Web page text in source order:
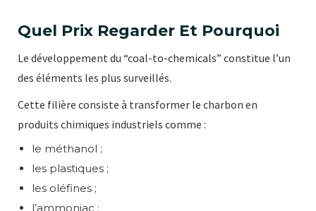
Quel Prix Regarder Et Pourquoi
Le développement du “coal-to-chemicals” constitue l’un
des éléments les plus surveillés.
Cette filière consiste à transformer le charbon en
produits chimiques industriels comme :
le méthanol ;
les plastiques ;
les oléfines ;
l’ammoniac ;